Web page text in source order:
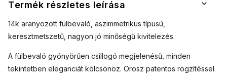
Termék részletes leírása
14k aranyozott fülbevaló, aszimmetrikus típusú,
keresztmetszetű, nagyon jó minőségű kivitelezés.
A fülbevaló gyönyörűen csillogó megjelenésű, minden
tekintetben eleganciát kölcsönöz. Orosz patentos rögzítéssel.